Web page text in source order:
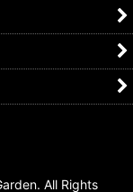
All Rights